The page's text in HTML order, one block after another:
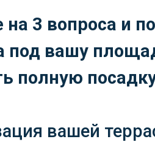
на 3 вопроса и
под вашу
полную
вашей